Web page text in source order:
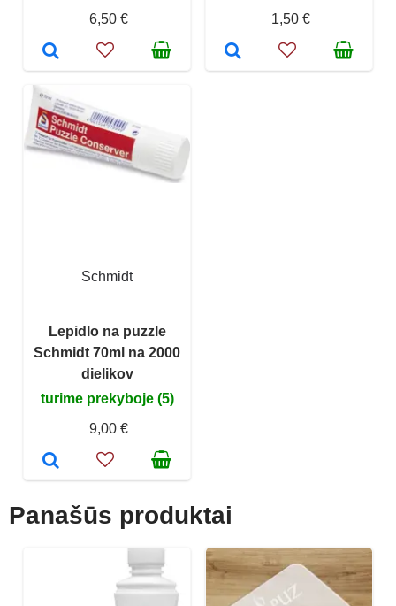
6,50 €
1,50 €
Schmidt
Lepidlo na puzzle
Schmidt 70ml na 2000
dielikov
turime prekyboje (5)
9,00 €
Panašūs produktai